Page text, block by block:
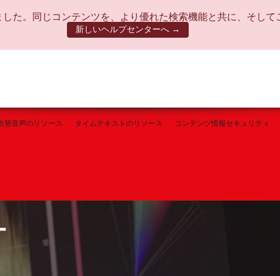
た。同じコンテンツを、より優れた検索機能と共に、そして
新しいヘルプセンターへ →
替音声のリソース タイムテキストのリソース コンテンツ情報セキュリティ